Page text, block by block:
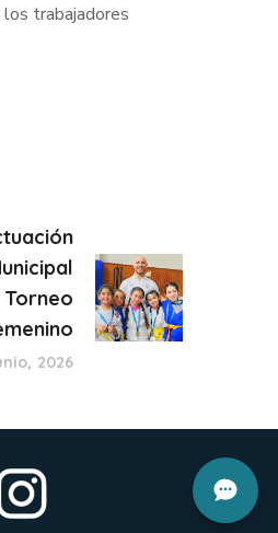
trabajadores
2026